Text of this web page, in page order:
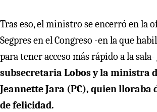
Tras eso, el ministro se encerró en la
Segpres en el Congreso -en la que
para tener acceso más rápido a la sala-
subsecretaria Lobos y la ministra
Jeannette Jara (PC), quien lloraba
de felicidad.